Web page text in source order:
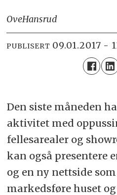
OveHansrud
PUBLISERT 09.01.2017 -
Den siste måneden
aktivitet med
fellesarealer og
kan også presentere
og en ny nettside
markedsføre huset